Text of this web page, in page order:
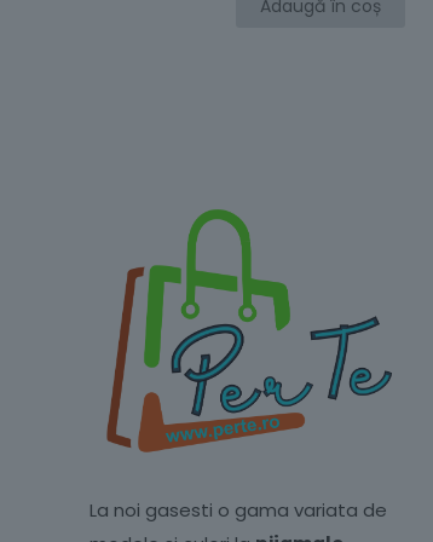
Nume
Adaugă în coș
La noi gasesti o gama variata de